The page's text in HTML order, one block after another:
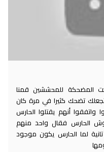
المضحكة للمحششين قمنا
تضحك كثيرا في مرة كان
أنهم يقتلوا الحارس
الحارس فقال واحد منهم
لما الحارس يكون موجود